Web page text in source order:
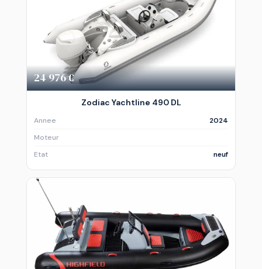
24 976 €
Zodiac Yachtline 490 DL
Annee
2024
Moteur
Etat
neuf